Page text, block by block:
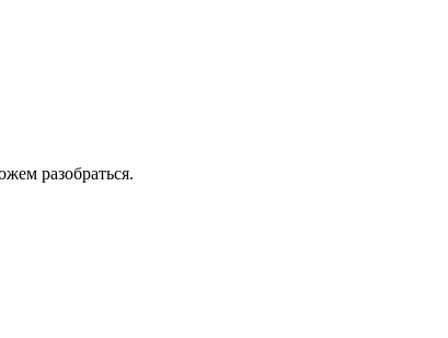
разобраться.